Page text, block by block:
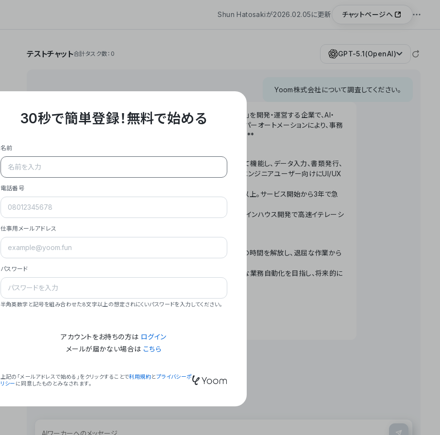
Shun Hatosakiが2026.02.05に更新 チャットページへ
テストチャット合計タスク数：0 GPT-5.1(OpenAI)
Yoom株式会社について調査してください。
**Yoom株式会社は、ビジネスオートメーションSaaS「Yoom」を開発・運営する企業で、AI・
API・RPA・OCRなどの技術をノーコードで組み合わせたハイパーオートメーションにより、事務
作業やデスクワークを自動化するサービスを提供しています。**
- **主力プロダクト「Yoom」**: SaaS連携データベースとして機能し、データ入力、書類発行、
メール対応、請求書処理、日報作成などの業務を自動化。非エンジニアユーザー向けにUI/UX
- **実績**: 国内利用社数20,000社超、直近成長率300%以上。サービス開始から3年で急
- **強み**: すべての自動化技術を1プラットフォームで完結。インハウス開発で高速イテレーシ
- **ミッション**: 「We Make Time」 – テクノロジーで人々の時間を解放し、退屈な作業から
- **ビジョン**: 「Global Business Automation」 – 世界的な業務自動化を目指し、将来的に
### 会社概要
30秒で簡単登録！無料で始める
名前
電話番号
仕事用メールアドレス
パスワード
半角英数字と記号を組み合わせた8文字以上の想定されにくいパスワードを入力してください。
アカウントをお持ちの方は ログイン
メールが届かない場合は こちら
上記の「メールアドレスで始める」をクリックすることで利用規約とプライバシーポ
リシー に同意したものとみなされます。